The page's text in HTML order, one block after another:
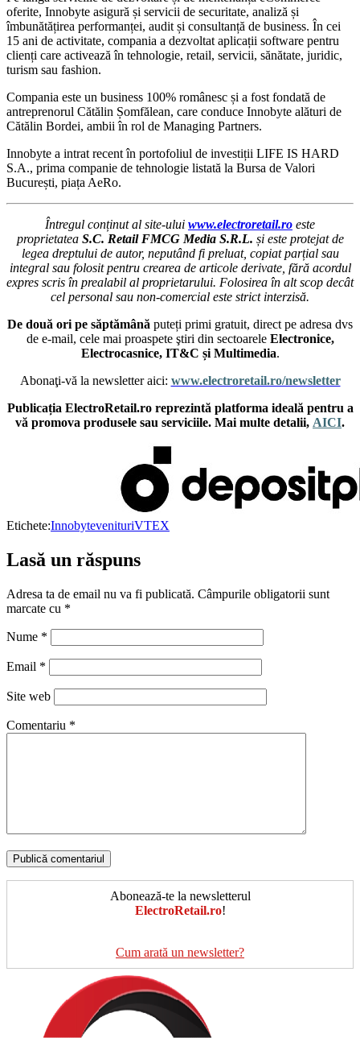
oferite, Innobyte asigură și servicii de securitate, analiză și
îmbunătățirea performanței, audit și consultanță de business. În cei
15 ani de activitate, compania a dezvoltat aplicații software pentru
clienți care activează în tehnologie, retail, servicii, sănătate, juridic,
turism sau fashion.
Compania este un business 100% românesc și a fost fondată de
antreprenorul Cătălin Șomfălean, care conduce Innobyte alături de
Cătălin Bordei, ambii în rol de Managing Partners.
Innobyte a intrat recent în portofoliul de investiții LIFE IS HARD
S.A., prima companie de tehnologie listată la Bursa de Valori
București, piața AeRo.
Întregul conținut al site-ului www.electroretail.ro este
proprietatea S.C. Retail FMCG Media S.R.L. și este protejat de
legea dreptului de autor, neputând fi preluat, copiat parțial sau
integral sau folosit pentru crearea de articole derivate, fără acordul
expres scris în prealabil al proprietarului. Folosirea în alt scop decât
cel personal sau non-comercial este strict interzisă.
De două ori pe săptămână puteți primi gratuit, direct pe adresa dvs
de e-mail, cele mai proaspete ştiri din sectoarele Electronice,
Electrocasnice, IT&C și Multimedia.
Abonaţi-vă la newsletter aici: www.electroretail.ro/newsletter
Publicația ElectroRetail.ro reprezintă platforma ideală pentru a
vă promova produsele sau serviciile. Mai multe detalii, AICI.
Etichete:InnobytevenituriVTEX
Lasă un răspuns
Adresa ta de email nu va fi publicată. Câmpurile obligatorii sunt
marcate cu *
Nume *
Email *
Site web
Comentariu *
Abonează-te la newsletterul
ElectroRetail.ro!
Cum arată un newsletter?